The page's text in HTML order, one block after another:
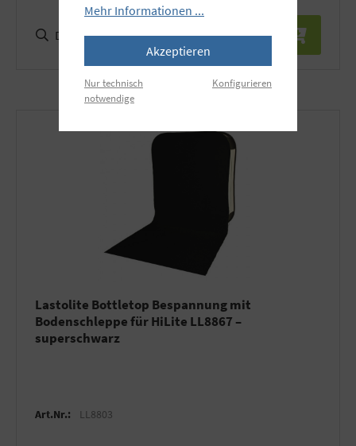
Details
Lastolite Bottletop Bespannung mit
Bodenschleppe für HiLite LL8867 –
superschwarz
Art.Nr.: LL8803
Mehr Informationen ...
Akzeptieren
Nur technisch
notwendige
Konfigurieren